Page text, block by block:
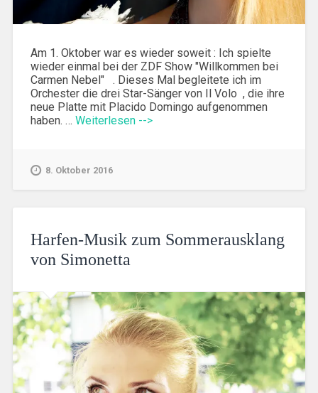
Am 1. Oktober war es wieder soweit : Ich spielte
wieder einmal bei der ZDF Show "Willkommen bei
Carmen Nebel" . Dieses Mal begleitete ich im
Orchester die drei Star-Sänger von Il Volo , die ihre
neue Platte mit Placido Domingo aufgenommen
haben. … Weiterlesen -->
8. Oktober 2016
Harfen-Musik zum Sommerausklang
von Simonetta